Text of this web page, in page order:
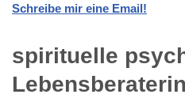
Schreibe mir eine Email!
spirituelle